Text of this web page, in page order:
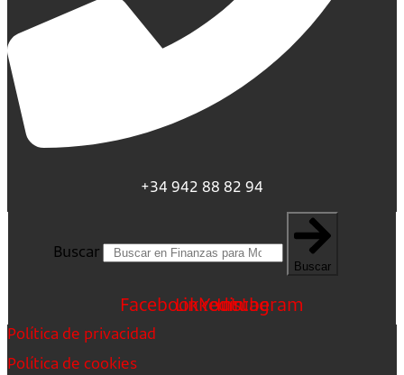
+34 942 88 82 94
Buscar
Buscar
FacebookLinkedin
Youtube
Instagram
Política de privacidad
Política de cookies